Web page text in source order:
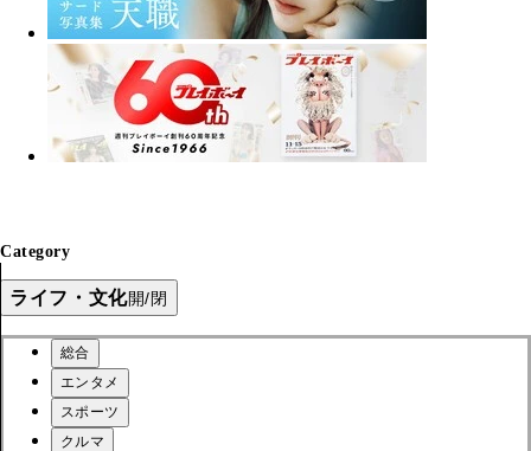
Category
ライフ・文化開/閉
総合
エンタメ
スポーツ
クルマ